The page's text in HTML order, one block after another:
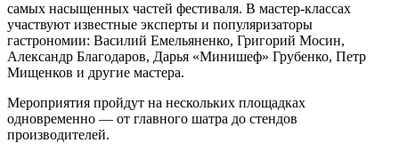
самых насыщенных частей фестиваля. В мастер-классах
участвуют известные эксперты и популяризаторы
гастрономии: Василий Емельяненко, Григорий Мосин,
Александр Благодаров, Дарья «Минишеф» Грубенко, Петр
Мищенков и другие мастера.
Мероприятия пройдут на нескольких площадках
одновременно — от главного шатра до стендов
производителей.